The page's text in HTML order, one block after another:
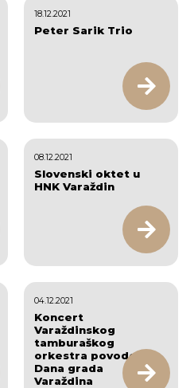
Peter Sarik Trio
18.12.2021
Slovenski oktet u
HNK Varaždin
08.12.2021
Koncert
Varaždinskog
tamburaškog
orkestra povodom
Dana grada
Varaždina
04.12.2021